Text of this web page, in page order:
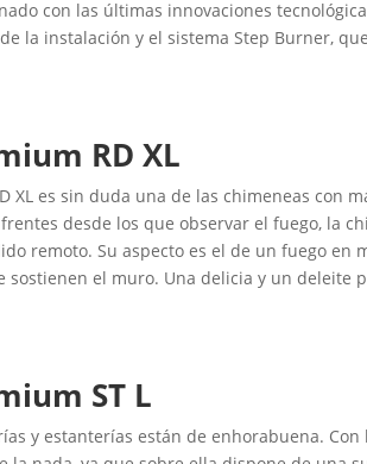
con las últimas innovaciones
la instalación y el sistema Step Burner,
RD XL
XL es sin duda una de las chimeneas con
desde los que observar el fuego, la
remoto. Su aspecto es el de un fuego
sostienen el muro. Una delicia y un deleite
ST L
y estanterías están de enhorabuena.